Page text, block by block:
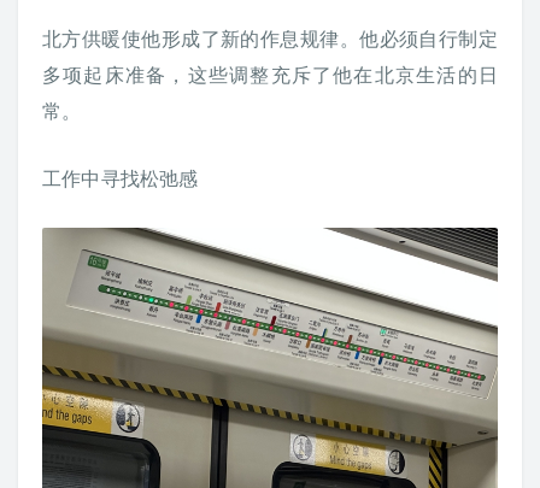
北方供暖使他形成了新的作息规律。他必须自行制定
多项起床准备，这些调整充斥了他在北京生活的日
常。
工作中寻找松弛感